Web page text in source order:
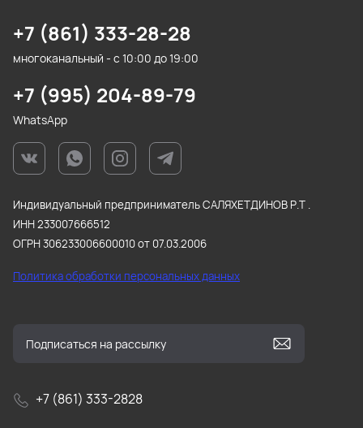
+7 (861) 333-28-28
многоканальный - с 10:00 до 19:00
+7 (995) 204-89-79
WhatsApp
Индивидуальный предприниматель САЛЯХЕТДИНОВ Р.Т .
ИНН 233007666512
ОГРН 306233006600010 от 07.03.2006
Политика обработки персональных данных
+7 (861) 333-2828